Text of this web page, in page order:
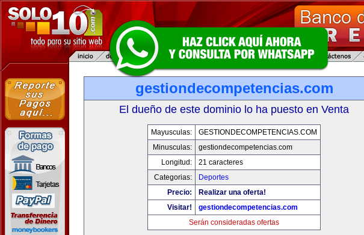
gestiondecompetencias.com
El dueño de este dominio lo ha puesto en Venta
Mayusculas:
GESTIONDECOMPETENCIAS.COM
Minusculas:
gestiondecompetencias.com
Longitud:
21 caracteres
Categorias:
Deportes
Precio:
Realizar una oferta!
Visitar!
gestiondecompetencias.com
Serán consideradas ofertas